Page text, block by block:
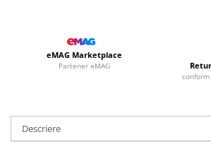
eMAG Marketplace
Partener eMAG
Descriere